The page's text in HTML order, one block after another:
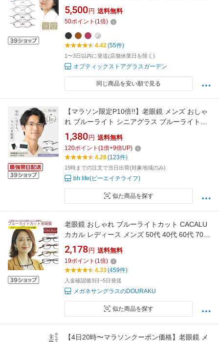
非球面レンズ 折りたたみ式 コンパクト 薄い 軽
い レディース メンズ おしゃれ お洒落 シニアグ
ラス 旅行 携帯用 特許商品 丸メガネ 鯖江メーカ
ーデザイン SHIORI FISI-05
5,500 円 送料無料
50ポイント (1倍)
4.42(55件)
1〜3日以内に発送(店舗休業日を除く)
オプティックストアグラスガーデン
同じ商品を安い順で見る
【マラソン限定P10倍!!】老眼鏡 メンズ おしゃ
れ ブルーライト シニアグラス ブルーライトカ
ット リーディンググラス コンパクト ブルーラ
イトカットメガネ 男性 男性用 オシャレ メタル
フレーム 度入り 軽量 大きいサイズ ケース
1,380 円 送料無料
120ポイント (1倍+9倍UP)
4.28(123件)
15時までの注文で当日出荷(対象地域のみ)
bh life(ビーエイチライフ)
似た商品を探す
老眼鏡 おしゃれ ブルーライトカット CACALU
カカル レディース メンズ 50代 40代 60代 70代
女性 男性 軽量 首掛け 紫外線カット 首にかけら
れる 紛失防止 おばあちゃん おじいちゃん おば
あちゃんへのプレゼントにも シニアグラス 敬
老の日 人気 首掛け リーディンググラス
2,178 円 送料無料
19ポイント (1倍)
4.33(459件)
入金確認後3日~5日発送
メガネサングラスのDOURAKU
似た商品を探す
【4日20時〜マラソンクーポン価格】老眼鏡 メ